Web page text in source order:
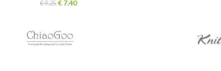
€9.25 € 7.40